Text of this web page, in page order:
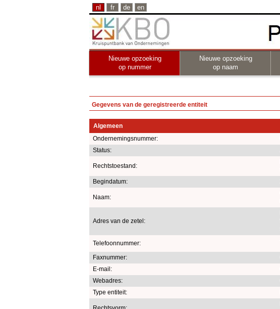
nl fr de en
Nieuwe opzoeking
op nummer
Nieuwe opzoeking
op naam
Gegevens van de geregistreerde entiteit
Algemeen
Ondernemingsnummer:
Status:
Rechtstoestand:
Begindatum:
Naam:
Adres van de zetel:
Telefoonnummer:
Faxnummer:
E-mail:
Webadres:
Type entiteit: